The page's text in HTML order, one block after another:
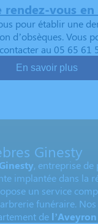
rendez-vous en
pour établir une
d’obsèques. Vous
au 05 65 61
En savoir plus
Ginesty
, entreprise de
implantée dans la
un service
funéraire.
de l’Aveyron